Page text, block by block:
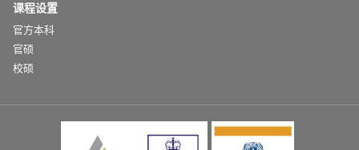
课程设置
官方本科
官硕
校硕